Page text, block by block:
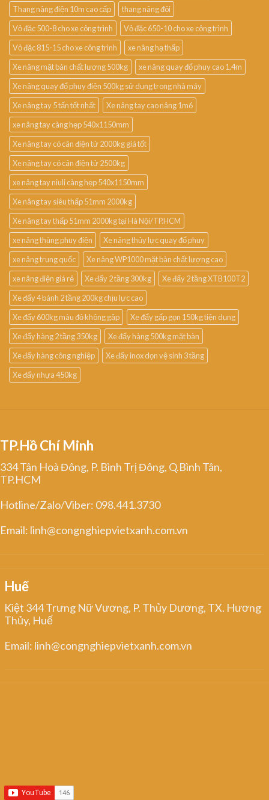
Thang nâng điện 10m cao cấp
thang nâng đôi
Vỏ đặc 500-8 cho xe công trình
Vỏ đặc 650-10 cho xe công trình
Vỏ đặc 815-15 cho xe công trình
xe nâng hạ thấp
Xe nâng mặt bàn chất lượng 500kg
xe nâng quay đổ phuy cao 1.4m
Xe nâng quay đổ phuy điện 500kg sử dụng trong nhà máy
Xe nâng tay 5 tấn tốt nhất
Xe nâng tay cao nâng 1m6
xe nâng tay càng hẹp 540x1150mm
Xe nâng tay có cân điện tử 2000kg giá tốt
Xe nâng tay có cân điện tử 2500kg
xe nâng tay niuli càng hẹp 540x1150mm
Xe nâng tay siêu thấp 51mm 2000kg
Xe nâng tay thấp 51mm 2000kg tại Hà Nội/TP.HCM
xe nâng thùng phuy điện
Xe nâng thủy lực quay đổ phuy
xe nâng trung quốc
Xe nâng WP1000 mặt bàn chất lượng cao
xe nâng điện giá rẻ
Xe đẩy 2 tầng 300kg
Xe đẩy 2 tầng XTB100T2
Xe đẩy 4 bánh 2 tầng 200kg chịu lực cao
Xe đẩy 600kg màu đỏ không gập
Xe đẩy gấp gọn 150kg tiện dụng
Xe đẩy hàng 2 tầng 350kg
Xe đẩy hàng 500kg mặt bàn
Xe đẩy hàng công nghiệp
Xe đẩy inox dọn vệ sinh 3 tầng
Xe đẩy nhựa 450kg
TP.Hồ Chí Minh
334 Tân Hoà Đông, P. Bình Trị Đông, Q.Bình Tân,
TP.HCM
Hotline/Zalo/Viber: 098.441.3730
Email: linh@congnghiepvietxanh.com.vn
Huế
Kiệt 344 Trưng Nữ Vương, P. Thủy Dương, TX. Hương
Thủy, Huế
Email: linh@congnghiepvietxanh.com.vn